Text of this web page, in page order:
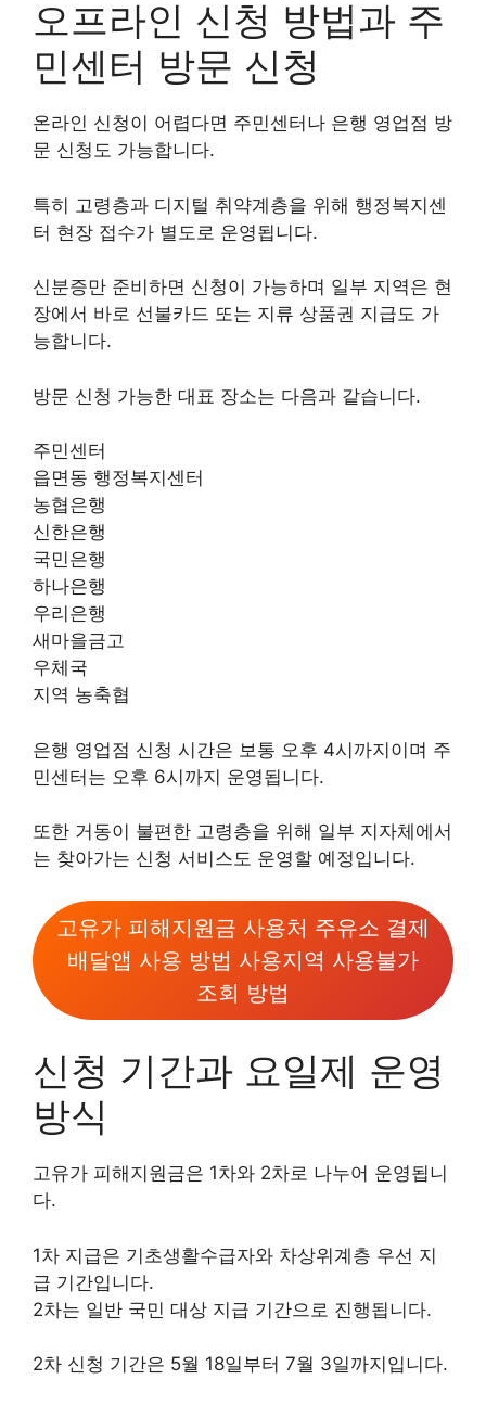
오프라인 신청 방법과 주
민센터 방문 신청
온라인 신청이 어렵다면 주민센터나 은행 영업점 방
문 신청도 가능합니다.
특히 고령층과 디지털 취약계층을 위해 행정복지센
터 현장 접수가 별도로 운영됩니다.
신분증만 준비하면 신청이 가능하며 일부 지역은 현
장에서 바로 선불카드 또는 지류 상품권 지급도 가
능합니다.
방문 신청 가능한 대표 장소는 다음과 같습니다.
주민센터
읍면동 행정복지센터
농협은행
신한은행
국민은행
하나은행
우리은행
새마을금고
우체국
지역 농축협
은행 영업점 신청 시간은 보통 오후 4시까지이며 주
민센터는 오후 6시까지 운영됩니다.
또한 거동이 불편한 고령층을 위해 일부 지자체에서
는 찾아가는 신청 서비스도 운영할 예정입니다.
고유가 피해지원금 사용처 주유소 결제
배달앱 사용 방법 사용지역 사용불가
조회 방법
신청 기간과 요일제 운영
방식
고유가 피해지원금은 1차와 2차로 나누어 운영됩니
다.
1차 지급은 기초생활수급자와 차상위계층 우선 지
급 기간입니다.
2차는 일반 국민 대상 지급 기간으로 진행됩니다.
2차 신청 기간은 5월 18일부터 7월 3일까지입니다.